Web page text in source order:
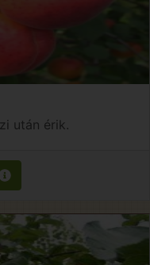
után érik.